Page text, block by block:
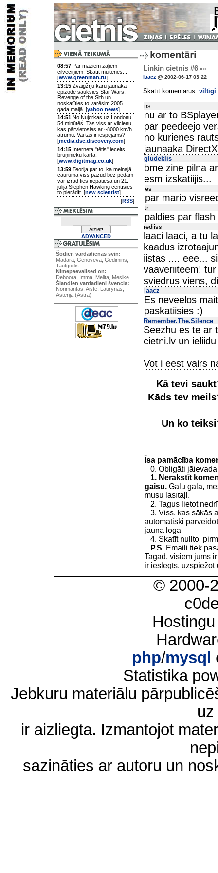
08:57 Par maziem zaļiem
cilvēciņiem. Skatīt multenes...
[www.greenman.ru]
13:15 Zvaigžņu karu jaunākā
epizode sauksies Star Wars:
Revenge of the Sith un
noskatīties to varēsim 2005.
gada maijā. [yahoo news]
14:51 No Ņujorkas uz Londonu
54 minūtēs. Tas viss ar vilcienu,
kas pārvietosies ar ~8000 km/h
ātrumu. Vai tas ir iespējams?
[media.dsc.discovery.com]
14:15 Interneta "tētis" iecelts
bruņinieku kārtā.
[www.digitmag.co.uk]
13:59 Teorija par to, ka melnajā
caurumā viss pazūd bez pēdām
var izrādīties nepatiesa un 21.
jūlijā Stephen Hawking centīsies
to pierādīt. [new scientist]
[RSS]
ADVANCED
Šodien vardadienas svin:
Madara, Genoveva, Ģedimins,
Tautgodis
Nimepaevalised on:
Deboora, Imma, Melita, Mesike
Šiandien vardadieni švencia:
Norimantas, Aistė, Laurynas,
Asterija (Astra)
Linkin cietnis #6 »»
laacz @ 2002-06-17 03:22
Skatīt komentārus: viltīgi
ns
nu ar to
par peedeejo
no kurienes
jaunaaka
gludeklis
bme zine pilna
esm izskatiijis...
es
par mario
tr
paldies par
rediiss
laaci laaci, a tu
kaadus
iistas .... eee...
vaaveriiteem!
sviedrus viens,
laacz
Es neveelos
paskatiisies :)
Remember.The.Silence
Seezhu es te ar
cietni.lv un
Vot i eest vairs
Kā tevi
Kāds tev
Un ko
Īsa pamācība
0. Obligāti jāievada
1. Nerakstīt
gaisu. Galu galā,
mūsu lasītāji.
2. Tagus lietot
3. Viss, kas sākās
automātiski
jaunā logā.
4. Skatīt nullto,
P.S. Emaili tiek
Tagad, visiem jums
ir ieslēgts, uzspiežot
© 2000-
php/mysql
Statistika
Jebkuru materiālu
ir aizliegta. Izmantojot
sazināties ar autoru un